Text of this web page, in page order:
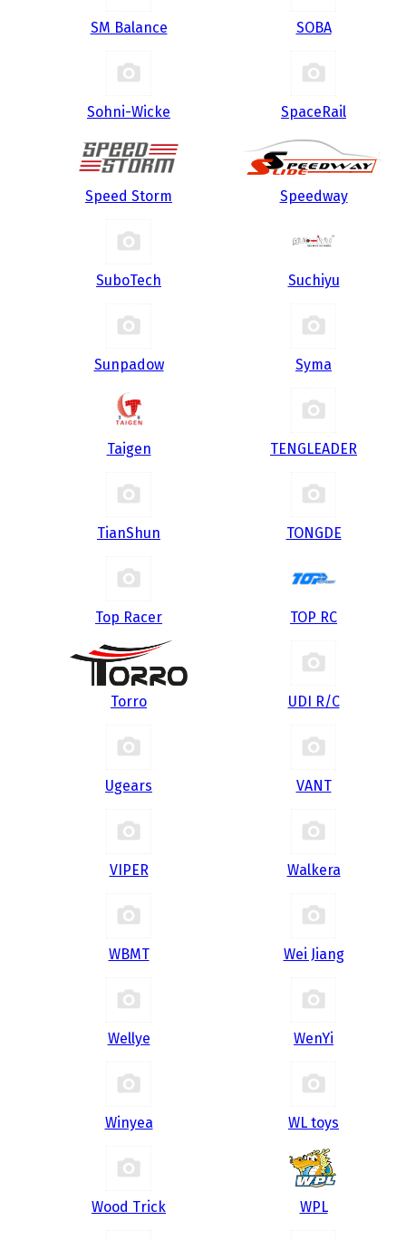
SM Balance SOBA
Sohni-Wicke SpaceRail
Speed Storm Speedway
SuboTech Suchiyu
Sunpadow Syma
Taigen TENGLEADER
TianShun TONGDE
Top Racer TOP RC
Torro UDI R/С
Ugears VANT
VIPER Walkera
WBMT Wei Jiang
Wellye WenYi
Winyea WL toys
Wood Trick WPL